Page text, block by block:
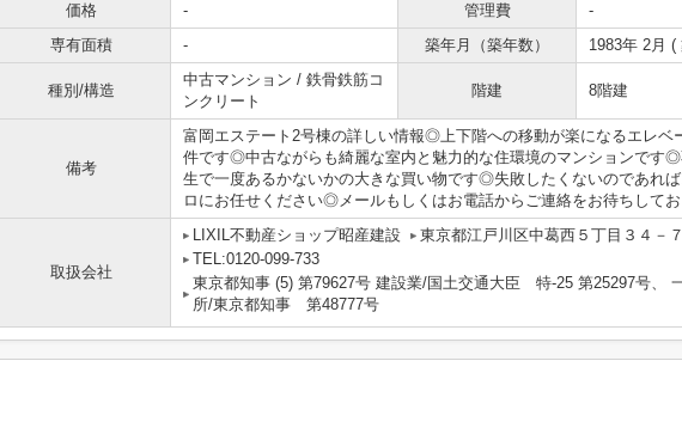
価格 - 管理費
-
専有面積
- 築年月（築年数） 1983年 2月 (
種別/構造
中古マンション / 鉄骨鉄筋コ
ンクリート
階建 8階建
備考
富岡エステート2号棟の詳しい情報◎上下階への移動が楽になるエレベ
件です◎中古ながらも綺麗な室内と魅力的な住環境のマンションです◎
生で一度あるかないかの大きな買い物です◎失敗したくないのであれ
ロにお任せください◎メールもしくはお電話からご連絡をお待ちして
取扱会社
LIXIL不動産ショップ昭産建設
東京都江戸川区中葛西５丁目３４－
TEL:0120-099-733
東京都知事 (5) 第79627号 建設業/国土交通大臣 特-25 第25297号、
所/東京都知事 第48777号